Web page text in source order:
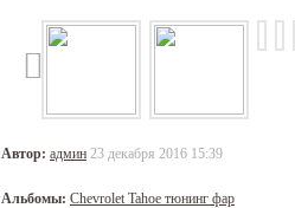
Автор: админ 23 декабря 2016 15:39
Альбомы: Chevrolet Tahoe тюнинг фар